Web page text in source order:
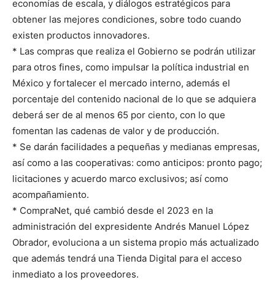
economías de escala, y diálogos estratégicos para
obtener las mejores condiciones, sobre todo cuando
existen productos innovadores.
* Las compras que realiza el Gobierno se podrán utilizar
para otros fines, como impulsar la política industrial en
México y fortalecer el mercado interno, además el
porcentaje del contenido nacional de lo que se adquiera
deberá ser de al menos 65 por ciento, con lo que
fomentan las cadenas de valor y de producción.
* Se darán facilidades a pequeñas y medianas empresas,
así como a las cooperativas: como anticipos: pronto pago;
licitaciones y acuerdo marco exclusivos; así como
acompañamiento.
* CompraNet, qué cambió desde el 2023 en la
administración del expresidente Andrés Manuel López
Obrador, evoluciona a un sistema propio más actualizado
que además tendrá una Tienda Digital para el acceso
inmediato a los proveedores.